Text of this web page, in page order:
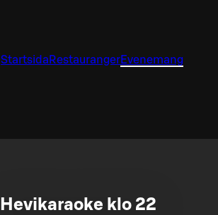
Startsida RestaurangerEvenemang
Hevikaraoke klo 22